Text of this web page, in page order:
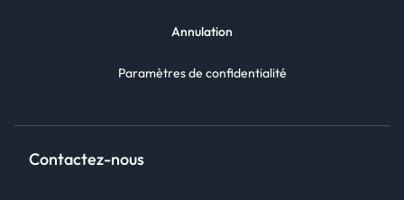
Annulation
Paramètres de confidentialité
Contactez-nous